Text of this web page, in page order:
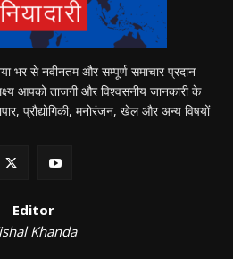
भर से नवीनतम और सम्पूर्ण समाचार प्रदान
आपको ताजगी और विश्वसनीय जानकारी के
प्रौद्योगिकी, मनोरंजन, खेल और अन्य विषयों
Editor
Khanda